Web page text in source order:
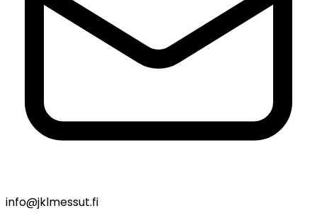
info@jklmessut.fi